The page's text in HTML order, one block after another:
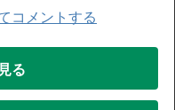
コメントする
る